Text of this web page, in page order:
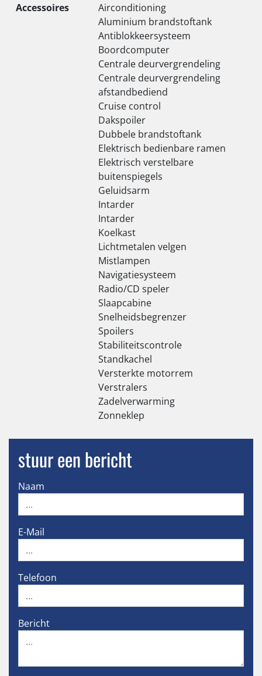
Accessoires
Airconditioning
Aluminium brandstoftank
Antiblokkeersysteem
Boordcomputer
Centrale deurvergrendeling
Centrale deurvergrendeling
afstandbediend
Cruise control
Dakspoiler
Dubbele brandstoftank
Elektrisch bedienbare ramen
Elektrisch verstelbare
buitenspiegels
Geluidsarm
Intarder
Intarder
Koelkast
Lichtmetalen velgen
Mistlampen
Navigatiesysteem
Radio/CD speler
Slaapcabine
Snelheidsbegrenzer
Spoilers
Stabiliteitscontrole
Standkachel
Versterkte motorrem
Verstralers
Zadelverwarming
Zonneklep
stuur een bericht
Naam
E-Mail
Telefoon
Bericht